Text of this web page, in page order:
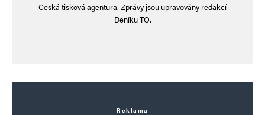
Česká tisková agentura. Zprávy jsou upravovány redakcí
Deníku TO.
Reklama